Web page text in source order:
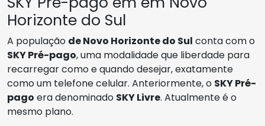
Horizonte do Sul
A população de Novo Horizonte do Sul conta com o
SKY Pré-pago, uma modalidade que liberdade para
recarregar como e quando desejar, exatamente
como um telefone celular. Anteriormente, o SKY Pré-
pago era denominado SKY Livre. Atualmente é o
mesmo plano.